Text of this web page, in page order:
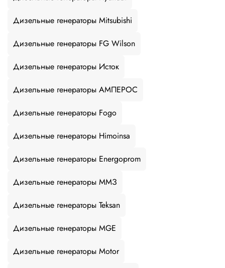
Дизельные генераторы Mitsubishi
Дизельные генераторы FG Wilson
Дизельные генераторы Исток
Дизельные генераторы АМПЕРОС
Дизельные генераторы Fogo
Дизельные генераторы Himoinsa
Дизельные генераторы Energoprom
Дизельные генераторы ММЗ
Дизельные генераторы Teksan
Дизельные генераторы MGE
Дизельные генераторы Motor